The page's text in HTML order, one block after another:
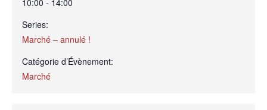
10:00 - 14:00
Series:
Marché – annulé !
Catégorie d’Évènement:
Marché